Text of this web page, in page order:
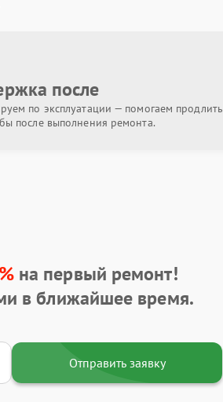
после
по эксплуатации — помогаем продлить
после выполнения ремонта.
на первый ремонт!
в ближайшее время.
Отправить заявку